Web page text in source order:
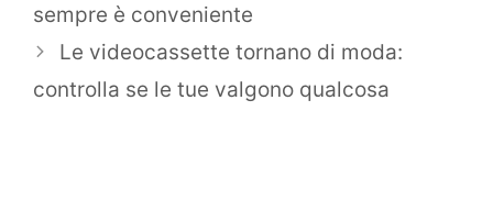
sempre è conveniente
Le videocassette tornano di moda:
controlla se le tue valgono qualcosa